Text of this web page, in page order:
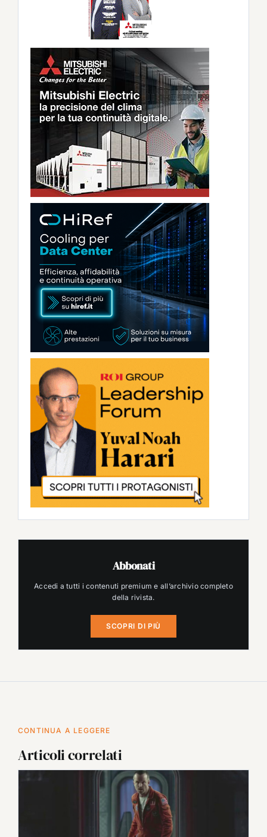
Abbonati
Accedi a tutti i contenuti premium e all’archivio completo
della rivista.
SCOPRI DI PIÙ
CONTINUA A LEGGERE
Articoli correlati